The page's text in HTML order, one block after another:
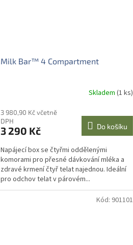
Milk Bar™ 4 Compartment
Skladem (1 ks)
3 980,90 Kč včetně
DPH
3 290 Kč Do košíku
Napájecí box se čtyřmi oddělenými
komorami pro přesné dávkování mléka a
zdravé krmení čtyř telat najednou. Ideální
pro odchov telat v párovém...
Kód: 901101